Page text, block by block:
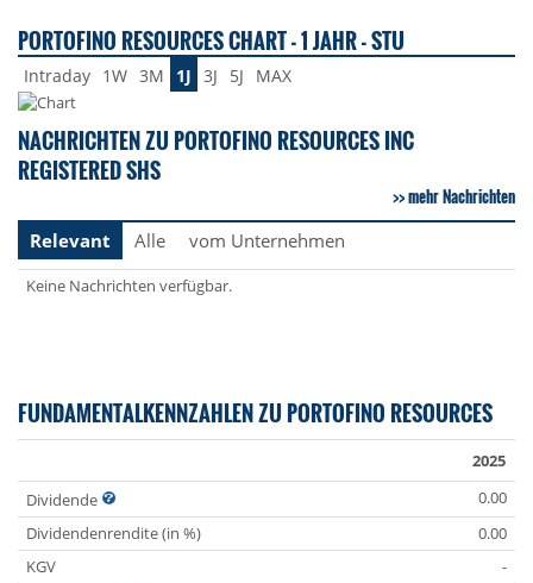
PORTOFINO RESOURCES CHART - 1 JAHR - STU
Intraday 1W 3M 1J 3J 5J MAX
NACHRICHTEN ZU PORTOFINO RESOURCES INC
REGISTERED SHS
mehr Nachrichten
Relevant
Alle vom Unternehmen
Keine Nachrichten verfügbar.
FUNDAMENTALKENNZAHLEN ZU PORTOFINO RESOURCES
2025
Dividende
0.00
Dividendenrendite (in %)
0.00
KGV
-